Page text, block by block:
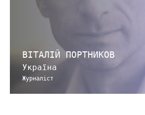
ВІТАЛІЙ ПОРТНИКОВ
Україна
Журналіст